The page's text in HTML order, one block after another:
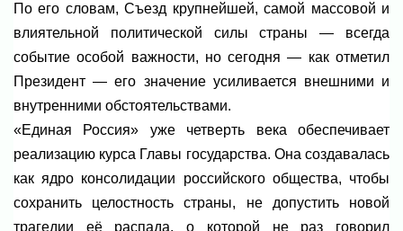
По его словам, Съезд крупнейшей, самой массовой и
влиятельной политической силы страны — всегда
событие особой важности, но сегодня — как отметил
Президент — его значение усиливается внешними и
внутренними обстоятельствами.
«Единая Россия» уже четверть века обеспечивает
реализацию курса Главы государства. Она создавалась
как ядро консолидации российского общества, чтобы
сохранить целостность страны, не допустить новой
трагедии её распада, о которой не раз говорил